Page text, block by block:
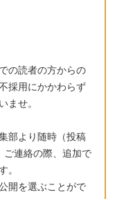
の読者の方からの
採用にかかわらず
ませ。
部より随時（投稿
ご連絡の際、追加で
開を選ぶことがで